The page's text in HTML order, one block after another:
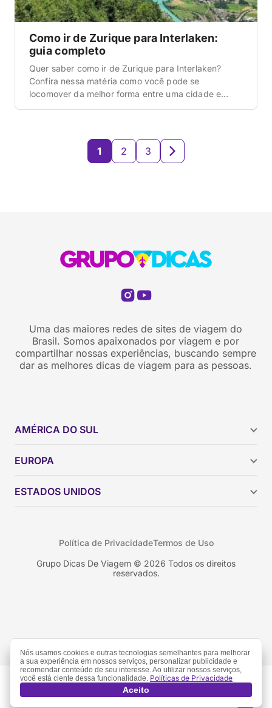
Como ir de Zurique para Interlaken:
guia completo
Quer saber como ir de Zurique para Interlaken?
Confira nessa matéria como você pode se
locomover da melhor forma entre uma cidade e
1 2 3
Uma das maiores redes de sites de viagem do
Brasil. Somos apaixonados por viagem e por
compartilhar nossas experiências, buscando sempre
dar as melhores dicas de viagem para as pessoas.
AMÉRICA DO SUL
Brasil
Colômbia
EUROPA
ESTADOS UNIDOS
Nova York
Grupo Dicas De Viagem © 2026 Todos os direitos
reservados.
Política de PrivacidadeTermos de Uso
Nós usamos cookies e outras tecnologias semelhantes para melhorar
a sua experiência em nossos serviços, personalizar publicidade e
recomendar conteúdo de seu interesse. Ao utilizar nossos serviços,
você está ciente dessa funcionalidade. Políticas de Privacidade
Aceito